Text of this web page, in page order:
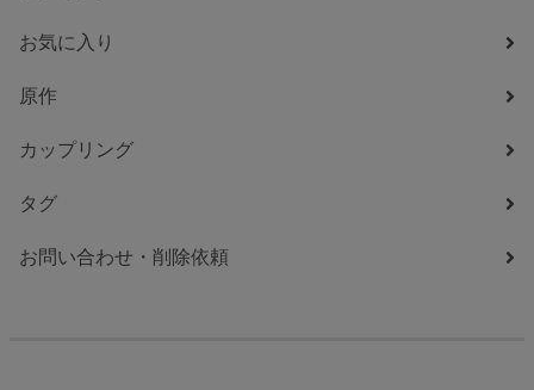
お気に入り
原作
カップリング
タグ
お問い合わせ・削除依頼